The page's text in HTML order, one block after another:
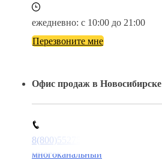
ежедневно: с 10:00 до 21:00
Перезвоните мне
Офис продаж в Новосибирске
8(800)5527584
многоканальный